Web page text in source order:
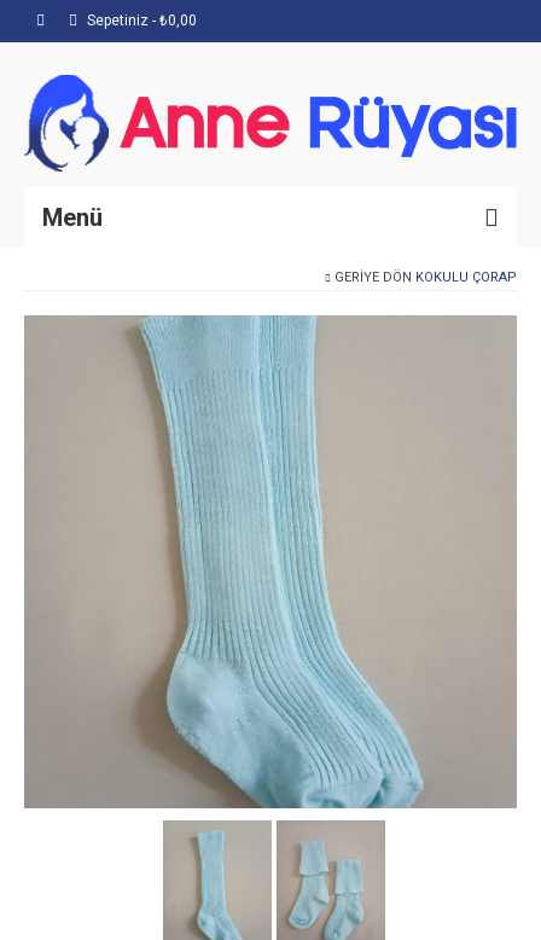
Sepetiniz - ₺0,00
Menü
Hakkımızda
GERIYE DÖN KOKULU ÇORAP